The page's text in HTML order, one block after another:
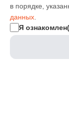
в порядке,
данных
Я